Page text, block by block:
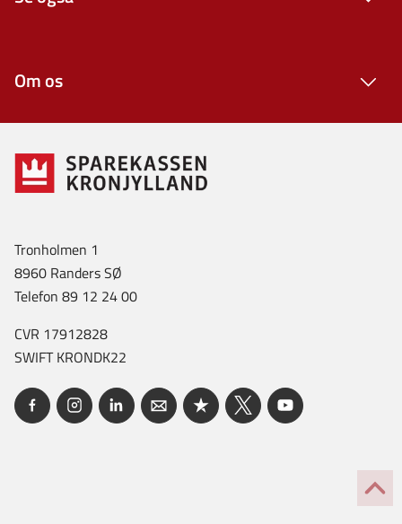
Om os
Tronholmen 1
8960 Randers SØ
Telefon 89 12 24 00
CVR 17912828
SWIFT KRONDK22